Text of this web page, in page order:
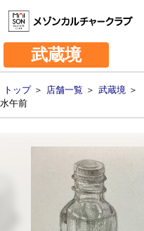
武蔵境
トップ＞ 店舗一覧 ＞ 武蔵境 ＞
水午前